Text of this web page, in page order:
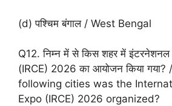
(d) पश्चिम बंगाल / West Bengal
Q12. निम्न में से किस शहर में इंटरनेशनल
(IRCE) 2026 का आयोजन किया
following cities was the
Expo (IRCE) 2026 organized?